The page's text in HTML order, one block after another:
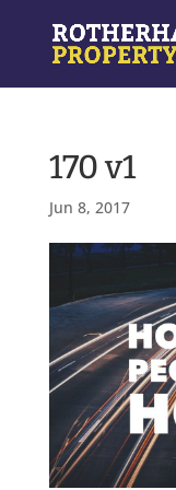
170 v1
Jun 8, 2017